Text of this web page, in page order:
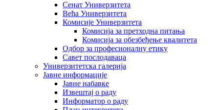
Сенат Универзитета
Већа Универзитета
Комисије Универзитета
Комисија за претходна питања
Комисија за обезбеђење квалитета
Одбор за професионалну етику
Савет послодаваца
Универзитетска галерија
Јавне информације
Јавне набавке
Извештај о раду
Информатор о раду